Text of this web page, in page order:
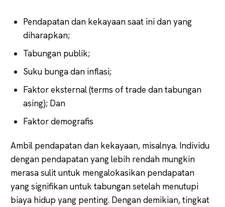
Pendapatan dan kekayaan saat ini dan yang
diharapkan;
Tabungan publik;
Suku bunga dan inflasi;
Faktor eksternal (terms of trade dan tabungan
asing); Dan
Faktor demografis
Ambil pendapatan dan kekayaan, misalnya. Individu
dengan pendapatan yang lebih rendah mungkin
merasa sulit untuk mengalokasikan pendapatan
yang signifikan untuk tabungan setelah menutupi
biaya hidup yang penting. Dengan demikian, tingkat